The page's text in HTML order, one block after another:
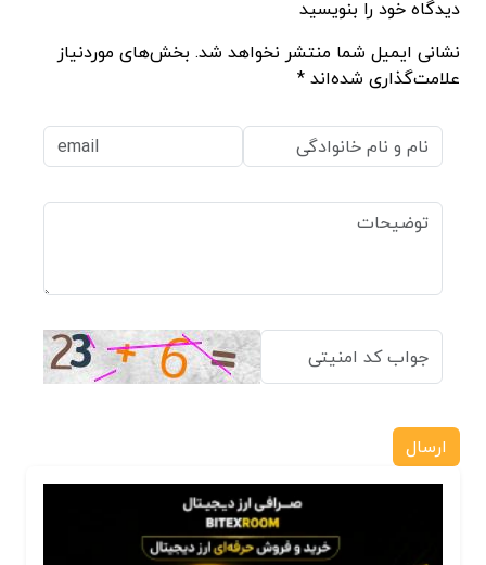
دیدگاه خود را بنویسید
نشانی ایمیل شما منتشر نخواهد شد. بخش‌های موردنیاز
علامت‌گذاری شده‌اند *
ارسال